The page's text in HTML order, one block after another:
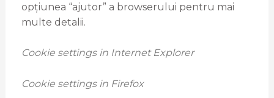
opțiunea “ajutor” a browserului pentru mai
multe detalii.
Cookie settings in Internet Explorer
Cookie settings in Firefox